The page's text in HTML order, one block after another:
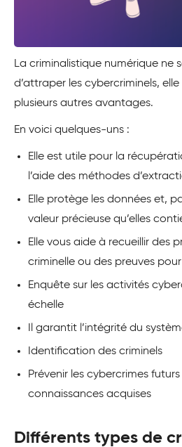
La criminalistique numérique ne
d’attraper les cybercriminels,
plusieurs autres avantages.
En voici quelques-uns :
Elle est utile pour la
l’aide des méthodes
Elle protège les données et,
valeur précieuse qu’elles
Elle vous aide à recueillir des
criminelle ou des preuves
Enquête sur les activités
échelle
Il garantit l’intégrité du
Identification des criminels
Prévenir les cybercrimes
connaissances acquises
Différents types de